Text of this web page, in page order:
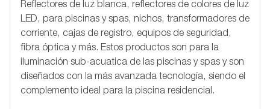
Reflectores de luz blanca, reflectores de colores de luz
LED, para piscinas y spas, nichos, transformadores de
corriente, cajas de registro, equipos de seguridad,
fibra óptica y más. Estos productos son para la
iluminación sub-acuatica de las piscinas y spas y son
diseñados con la más avanzada tecnología, siendo el
complemento ideal para la piscina residencial.